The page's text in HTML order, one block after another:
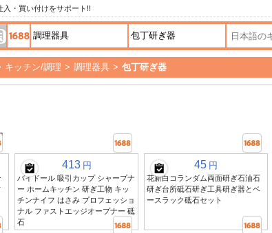
入・買い付けをサポート!!
キッチン/調理 > 調理器具 > 包丁研ぎ器
413 円
バイドール 吸引カップ シャープナ
ー ホームキッチン 研ぎ工物 キッ
チンナイフ はさみ プロフェッショ
ナル ファストエッジオープナー 砥
石
45 円
花新白コランダム両面研ぎ石油石
研ぎ台所砥石研ぎ工具研ぎ器とベ
ースラック砥石セット